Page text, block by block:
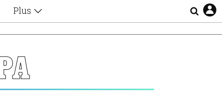
Plus
Αφιερώματα
Ζώδια